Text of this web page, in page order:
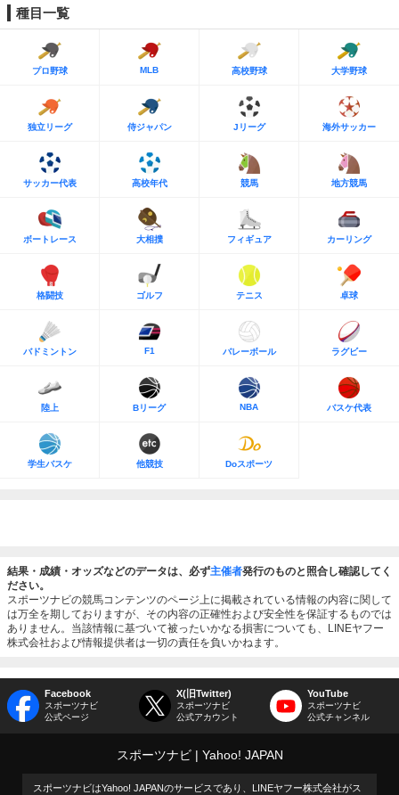
種目一覧
プロ野球 MLB 高校野球 大学野球
独立リーグ 侍ジャパン Jリーグ 海外サッカー
サッカー代表 高校年代 競馬 地方競馬
ボートレース 大相撲 フィギュア カーリング
格闘技 ゴルフ テニス 卓球
バドミントン F1 バレーボール ラグビー
陸上 Bリーグ NBA バスケ代表
学生バスケ 他競技 Doスポーツ
結果・成績・オッズなどのデータは、必ず主催者発行のものと照合し確認してく
ださい。
スポーツナビの競馬コンテンツのページ上に掲載されている情報の内容に関して
は万全を期しておりますが、その内容の正確性および安全性を保証するものでは
ありません。当該情報に基づいて被ったいかなる損害についても、LINEヤフー
株式会社および情報提供者は一切の責任を負いかねます。
Facebook
スポーツナビ
公式ページ
X(旧Twitter)
スポーツナビ
公式アカウント
YouTube
スポーツナビ
公式チャンネル
スポーツナビ Yahoo! JAPAN
スポーツナビはYahoo! JAPANのサービスであり、LINEヤフー株式会社がス